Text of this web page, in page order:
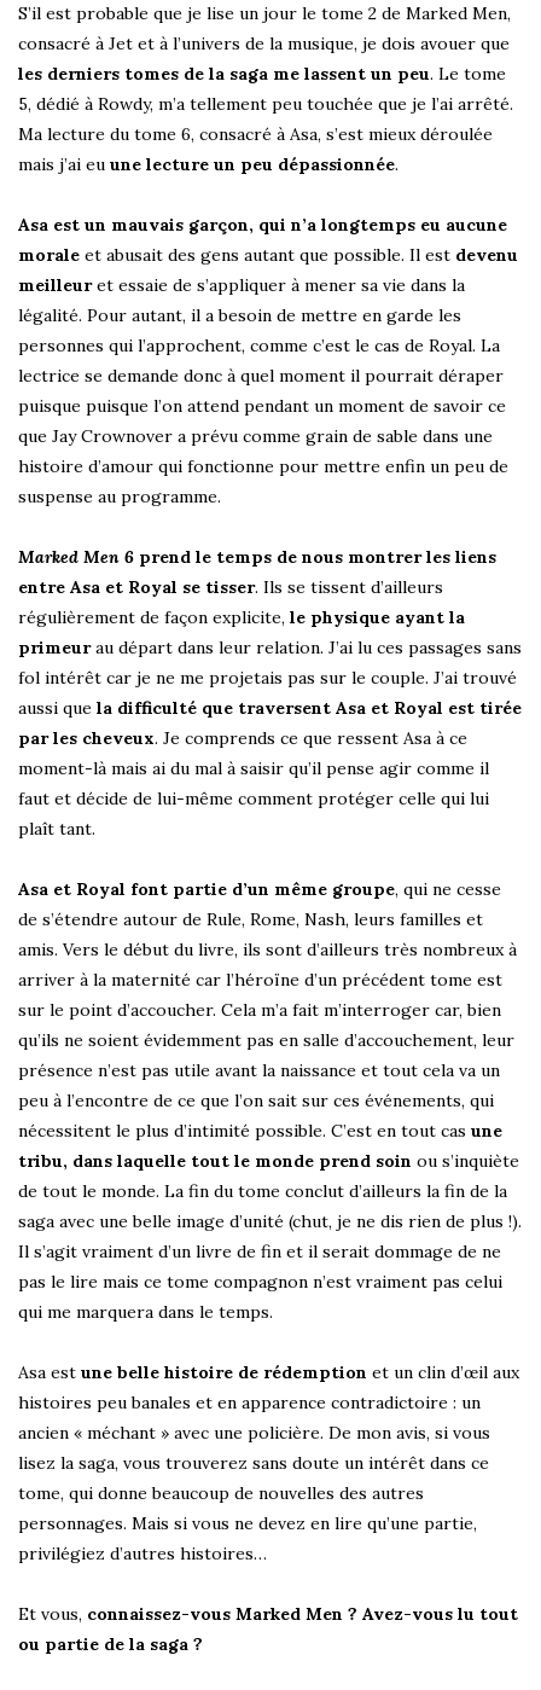
S’il est probable que je lise un jour le tome 2 de Marked Men,
consacré à Jet et à l’univers de la musique, je dois avouer que
les derniers tomes de la saga me lassent un peu. Le tome
5, dédié à Rowdy, m’a tellement peu touchée que je l’ai arrêté.
Ma lecture du tome 6, consacré à Asa, s’est mieux déroulée
mais j’ai eu une lecture un peu dépassionnée.
Asa est un mauvais garçon, qui n’a longtemps eu aucune
morale et abusait des gens autant que possible. Il est devenu
meilleuret essaie de s’appliquer à mener sa vie dans la
légalité. Pour autant, il a besoin de mettre en garde les
personnes qui l’approchent, comme c’est le cas de Royal. La
lectrice se demande donc à quel moment il pourrait déraper
puisque puisque l’on attend pendant un moment de savoir ce
que Jay Crownover a prévu comme grain de sable dans une
histoire d’amour qui fonctionne pour mettre enfin un peu de
suspense au programme.
Marked Men 6 prend le temps de nous montrer les liens
entre Asa et Royal se tisser. Ils se tissent d’ailleurs
régulièrement de façon explicite, le physique ayant la
primeurau départ dans leur relation. J’ai lu ces passages sans
fol intérêt car je ne me projetais pas sur le couple. J’ai trouvé
aussi que la difficulté que traversent Asa et Royal est tirée
par les cheveux. Je comprends ce que ressent Asa à ce
moment-là mais ai du mal à saisir qu’il pense agir comme il
faut et décide de lui-même comment protéger celle qui lui
plaît tant.
Asa et Royal font partie d’un même groupe, qui ne cesse
de s’étendre autour de Rule, Rome, Nash, leurs familles et
amis. Vers le début du livre, ils sont d’ailleurs très nombreux à
arriver à la maternité car l’héroïne d’un précédent tome est
sur le point d’accoucher. Cela m’a fait m’interroger car, bien
qu’ils ne soient évidemment pas en salle d’accouchement, leur
présence n’est pas utile avant la naissance et tout cela va un
peu à l’encontre de ce que l’on sait sur ces événements, qui
nécessitent le plus d’intimité possible. C’est en tout cas une
tribu, dans laquelle tout le monde prend soin ou s’inquiète
de tout le monde. La fin du tome conclut d’ailleurs la fin de la
saga avec une belle image d’unité (chut, je ne dis rien de plus !).
Il s’agit vraiment d’un livre de fin et il serait dommage de ne
pas le lire mais ce tome compagnon n’est vraiment pas celui
qui me marquera dans le temps.
Asa est une belle histoire de rédemption et un clin d’œil aux
histoires peu banales et en apparence contradictoire : un
ancien « méchant » avec une policière. De mon avis, si vous
lisez la saga, vous trouverez sans doute un intérêt dans ce
tome, qui donne beaucoup de nouvelles des autres
personnages. Mais si vous ne devez en lire qu’une partie,
privilégiez d’autres histoires…
Et vous, connaissez-vous Marked Men ? Avez-vous lu tout
ou partie de la saga ?